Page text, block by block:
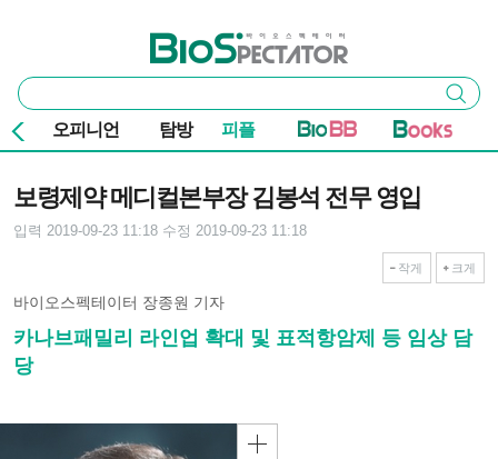
바이오스펙테이터
통
합
검
색
검색
오피니언 탐방 피플
보령제약 메디컬본부장 김봉석 전무 영입
입력 2019-09-23 11:18 수정 2019-09-23 11:18
작게 크게
바이오스펙테이터 장종원 기자
카나브패밀리 라인업 확대 및 표적항암제 등 임상 담
당